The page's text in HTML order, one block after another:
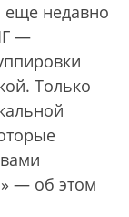
еще недавно
—
Только
— об этом